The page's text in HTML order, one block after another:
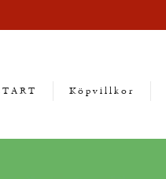
Köpvillkor